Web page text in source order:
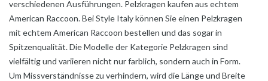
verschiedenen Ausführungen. Pelzkragen kaufen aus echtem
American Raccoon.Bei Style Italy können Sie einen Pelzkragen
mit echtem American Raccoon bestellen und das sogar in
Spitzenqualität. Die Modelle der Kategorie Pelzkragen sind
vielfältig und variieren nicht nur farblich, sondern auch in Form.
Um Missverständnisse zu verhindern, wird die Längeund Breite